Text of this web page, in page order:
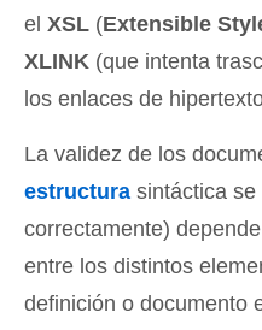
el XSL (Extensible
XLINK (que intenta
los enlaces de
La validez de los
estructura sintáctica
correctamente)
entre los distintos
definición o documento